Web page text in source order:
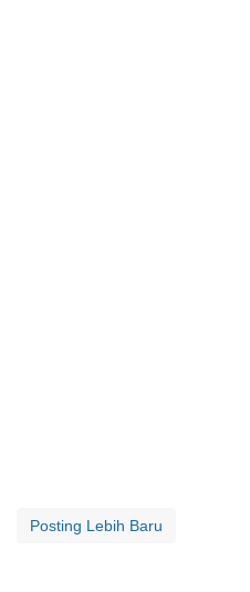
Posting Lebih Baru